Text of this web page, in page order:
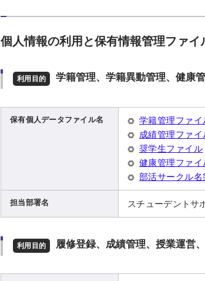
個人情報の利用と保有情報管理ファ
利用目的 学籍管理、学籍異動管理、健康
保有個人データファイル名
学籍管理ファイ
成績管理ファイ
奨学生ファイル
健康管理ファイ
部活サークル
担当部署名 スチューデントサ
利用目的 履修登録、成績管理、授業運営